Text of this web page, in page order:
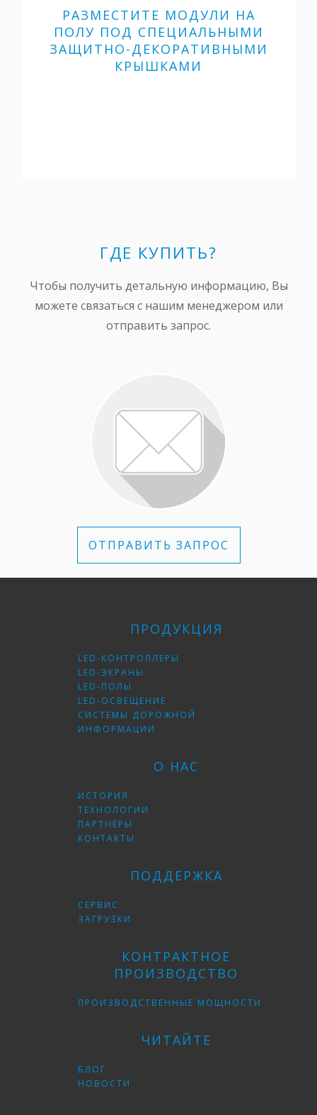
РАЗМЕСТИТЕ МОДУЛИ НА
ПОЛУ ПОД СПЕЦИАЛЬНЫМИ
ЗАЩИТНО-ДЕКОРАТИВНЫМИ
КРЫШКАМИ
ГДЕ КУПИТЬ?
Чтобы получить детальную информацию, Вы
можете связаться с нашим менеджером или
отправить запрос.
ОТПРАВИТЬ ЗАПРОС
ПРОДУКЦИЯ
LED-КОНТРОЛЛЕРЫ
LED-ЭКРАНЫ
LED-ПОЛЫ
LED-ОСВЕЩЕНИЕ
СИСТЕМЫ ДОРОЖНОЙ
ИНФОРМАЦИИ
О НАС
ИСТОРИЯ
ТЕХНОЛОГИИ
ПАРТНЁРЫ
КОНТАКТЫ
ПОДДЕРЖКА
СЕРВИС
ЗАГРУЗКИ
КОНТРАКТНОЕ
ПРОИЗВОДСТВО
ПРОИЗВОДСТВЕННЫЕ МОЩНОСТИ
ЧИТАЙТЕ
БЛОГ
НОВОСТИ